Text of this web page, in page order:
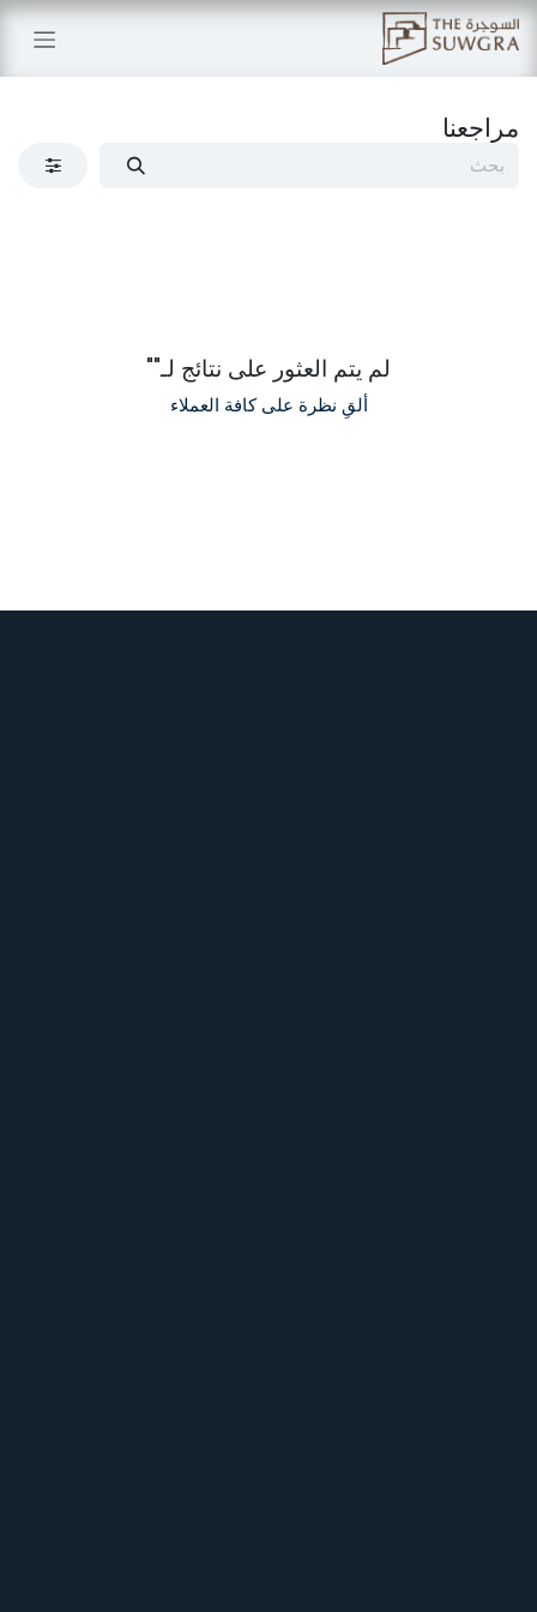
تخطي للذهاب إلى المحتوى
مراجعنا
لم يتم العثور على نتائج لـ""
ألقِ نظرة على كافة العملاء